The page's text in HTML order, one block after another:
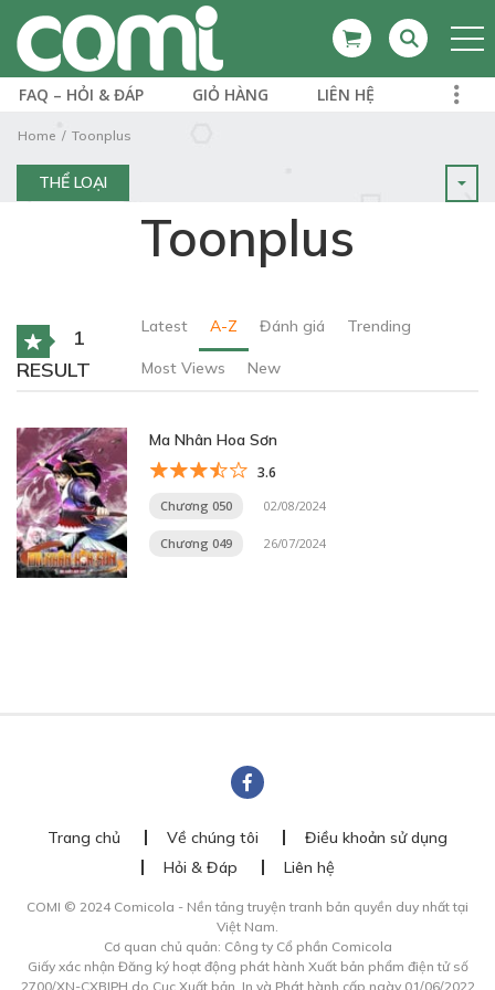
FAQ – HỎI & ĐÁP GIỎ HÀNG LIÊN HỆ
Home Toonplus
THỂ LOẠI
Toonplus
1
RESULT
Latest A-Z Đánh giá Trending
Most Views New
Ma Nhân Hoa Sơn
3.6
Chương 050 02/08/2024
Chương 049 26/07/2024
Trang chủ Về chúng tôi
Điều khoản sử dụng
Hỏi & Đáp
Liên hệ
COMI © 2024 Comicola - Nền tảng truyện tranh bản quyền duy nhất tại
Việt Nam.
Cơ quan chủ quản: Công ty Cổ phần Comicola
Giấy xác nhận Đăng ký hoạt động phát hành Xuất bản phẩm điện tử số
2700/XN-CXBIPH do Cục Xuất bản, In và Phát hành cấp ngày 01/06/2022